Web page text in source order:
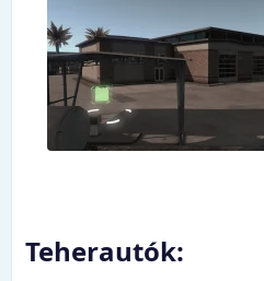
Teherautók:​